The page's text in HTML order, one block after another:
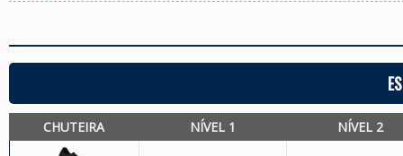
CHUTEIRA NÍVEL 1 NÍVEL 2